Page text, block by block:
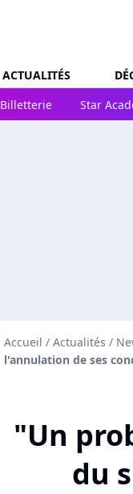
ACTUALITÉS
Billetterie
Star
Accueil / Actualités /
l'annulation de ses
"Un
du